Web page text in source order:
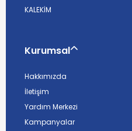
KALEKİM
Kurumsal
Hakkımızda
İletişim
Yardım Merkezi
Kampanyalar